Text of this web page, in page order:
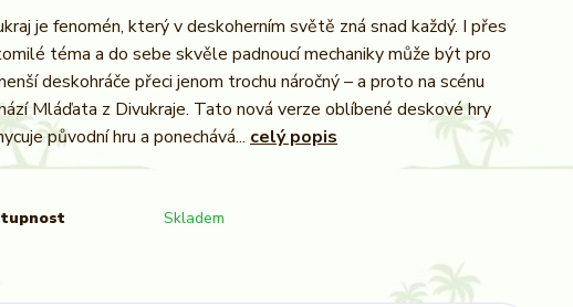
je fenomén, který v deskoherním světě zná snad každý. I přes
téma a do sebe skvěle padnoucí mechaniky může být pro
deskohráče přeci jenom trochu náročný – a proto na scénu
Mláďata z Divukraje. Tato nová verze oblíbené deskové hry
původní hru a ponechává... celý popis
Skladem